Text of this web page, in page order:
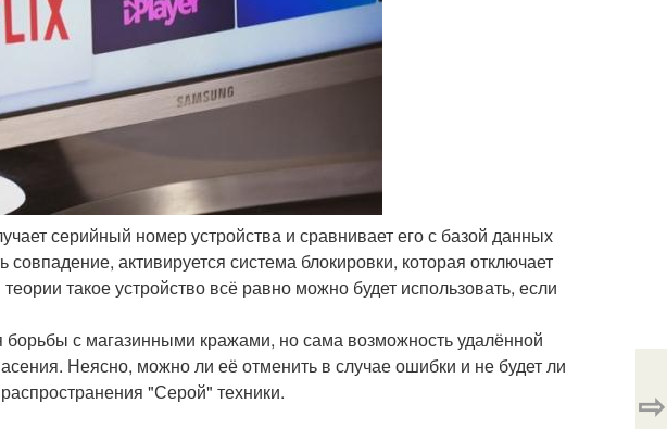
серийный номер устройства и сравнивает его с базой данных
активируется система блокировки, которая отключает
такое устройство всё равно можно будет использовать, если
борьбы с магазинными кражами, но сама возможность удалённой
Неясно, можно ли её отменить в случае ошибки и не будет ли
"Серой" техники.
⇨